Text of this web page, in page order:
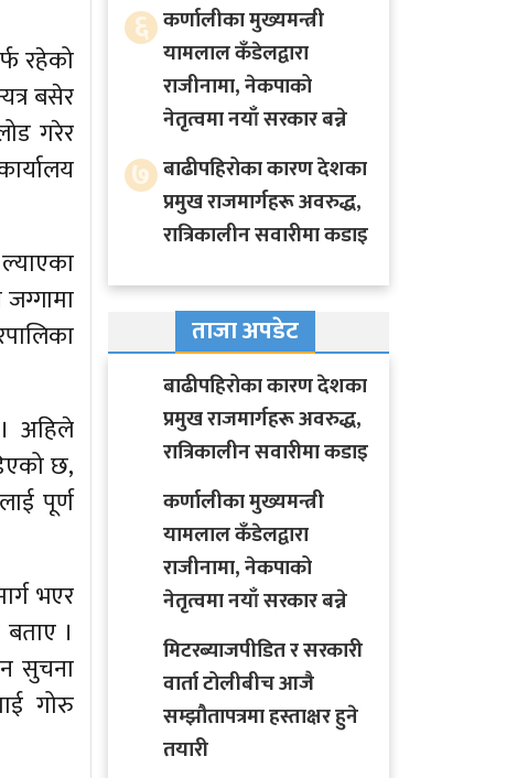
रहेको
बसेर
गरेर
अहिले
छ,
पूर्ण
भएर
।
सुचना
गोरु
६ कर्णालीका मुख्यमन्त्री
यामलाल कँडेलद्वारा
राजीनामा, नेकपाको
नेतृत्वमा नयाँ सरकार बन्ने
७ बाढीपहिरोका कारण देशका
प्रमुख राजमार्गहरू अवरुद्ध,
रात्रिकालीन सवारीमा कडाइ
ताजा अपडेट
बाढीपहिरोका कारण देशका
प्रमुख राजमार्गहरू अवरुद्ध,
रात्रिकालीन सवारीमा कडाइ
कर्णालीका मुख्यमन्त्री
यामलाल कँडेलद्वारा
राजीनामा, नेकपाको
नेतृत्वमा नयाँ सरकार बन्ने
मिटरब्याजपीडित र सरकारी
वार्ता टोलीबीच आजै
सम्झौतापत्रमा हस्ताक्षर हुने
तयारी